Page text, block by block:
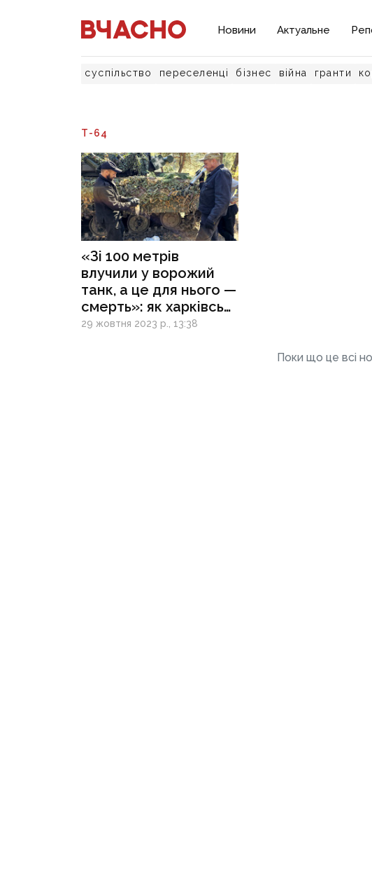
Новини Актуальне
суспільство переселенці бізнес війна гранти
Т-64
«Зі 100 метрів
влучили у ворожий
танк, а це для нього —
смерть»: як харківські
танкісти вибивають
29 жовтня 2023 р., 13:38
Поки що це всі